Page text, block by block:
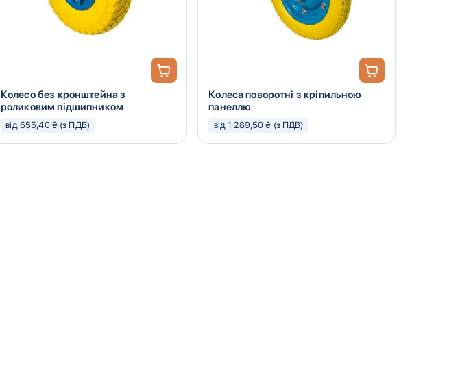
Колесо без кронштейна з
роликовим підшипником
від 655,40 ₴ (з ПДВ)
Колеса поворотні з кріпильною
панеллю
від 1 289,50 ₴ (з ПДВ)